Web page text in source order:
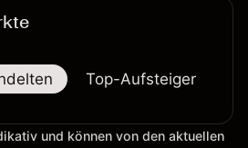
Top-Aufsteiger
und können von den aktuellen